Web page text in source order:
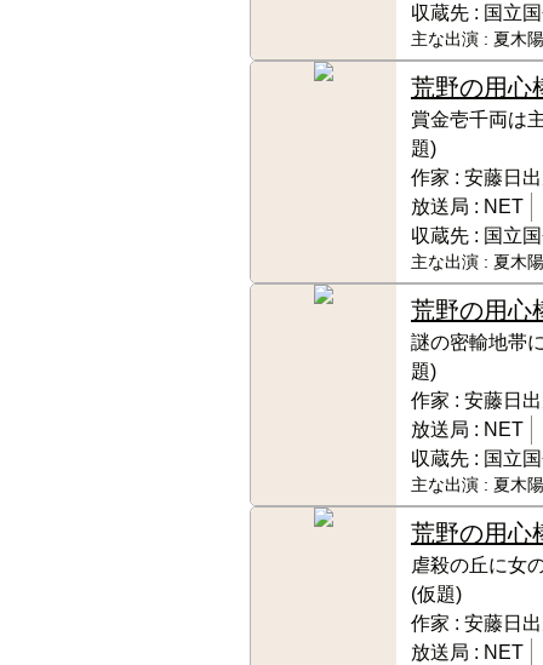
収蔵先 : 国立
主な出演 : 夏木
荒野の用心
賞金壱千両は
題)
作家 : 安藤日
放送局 : NET
収蔵先 : 国立
主な出演 : 夏木
荒野の用心
謎の密輸地帯
題)
作家 : 安藤日
放送局 : NET
収蔵先 : 国立
主な出演 : 夏木
荒野の用心
虐殺の丘に女
(仮題)
作家 : 安藤日
放送局 : NET